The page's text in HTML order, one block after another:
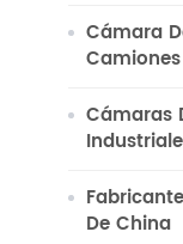
Cámara
Camiones
Cámaras
De China